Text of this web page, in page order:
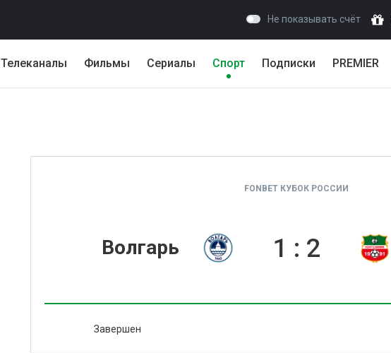
Не показывать счёт
Телеканалы Фильмы Сериалы Спорт Подписки PREMIER
FONBET КУБОК РОССИИ
Волгарь 1 : 2
Завершен